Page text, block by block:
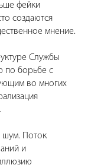
фейки
создаются
мнение.
Службы
по борьбе с
во многих
Поток
и